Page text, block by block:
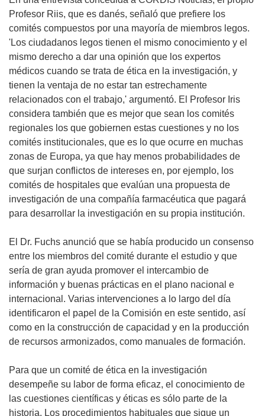
Profesor Riis, que es danés, señaló que prefiere los
comités compuestos por una mayoría de miembros legos.
'Los ciudadanos legos tienen el mismo conocimiento y el
mismo derecho a dar una opinión que los expertos
médicos cuando se trata de ética en la investigación, y
tienen la ventaja de no estar tan estrechamente
relacionados con el trabajo,' argumentó. El Profesor Iris
considera también que es mejor que sean los comités
regionales los que gobiernen estas cuestiones y no los
comités institucionales, que es lo que ocurre en muchas
zonas de Europa, ya que hay menos probabilidades de
que surjan conflictos de intereses en, por ejemplo, los
comités de hospitales que evalúan una propuesta de
investigación de una compañía farmacéutica que pagará
para desarrollar la investigación en su propia institución.
El Dr. Fuchs anunció que se había producido un consenso
entre los miembros del comité durante el estudio y que
sería de gran ayuda promover el intercambio de
información y buenas prácticas en el plano nacional e
internacional. Varias intervenciones a lo largo del día
identificaron el papel de la Comisión en este sentido, así
como en la construcción de capacidad y en la producción
de recursos armonizados, como manuales de formación.
Para que un comité de ética en la investigación
desempeñe su labor de forma eficaz, el conocimiento de
las cuestiones científicas y éticas es sólo parte de la
historia. Los procedimientos habituales que sigue un